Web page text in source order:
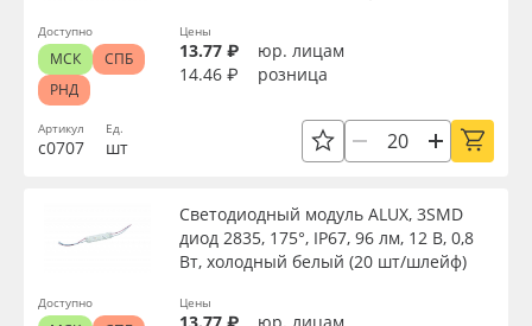
8 800 550 7888
Оборудование и инструмент
Новинки ассортимента
Плёнка монтажная Oratape
Высота, мм
Мощность, Вт
Артикул
с0707
Ед.
шт
Цены
13.77 ₽
юр. лицам
14.46 ₽
розница
Доступно
МСК
СПБ
РНД
Светодиодный модуль ALUX, 3SMD
диод 2835, 175°, IP67, 96 лм, 12 В, 0,8
Вт, холодный белый (20 шт/шлейф)
Цены
Доступно